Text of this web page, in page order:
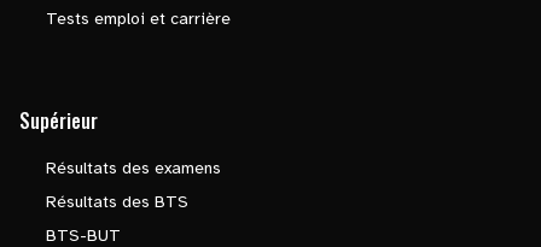
Tests emploi et carrière
Supérieur
Résultats des examens
Résultats des BTS
BTS-BUT